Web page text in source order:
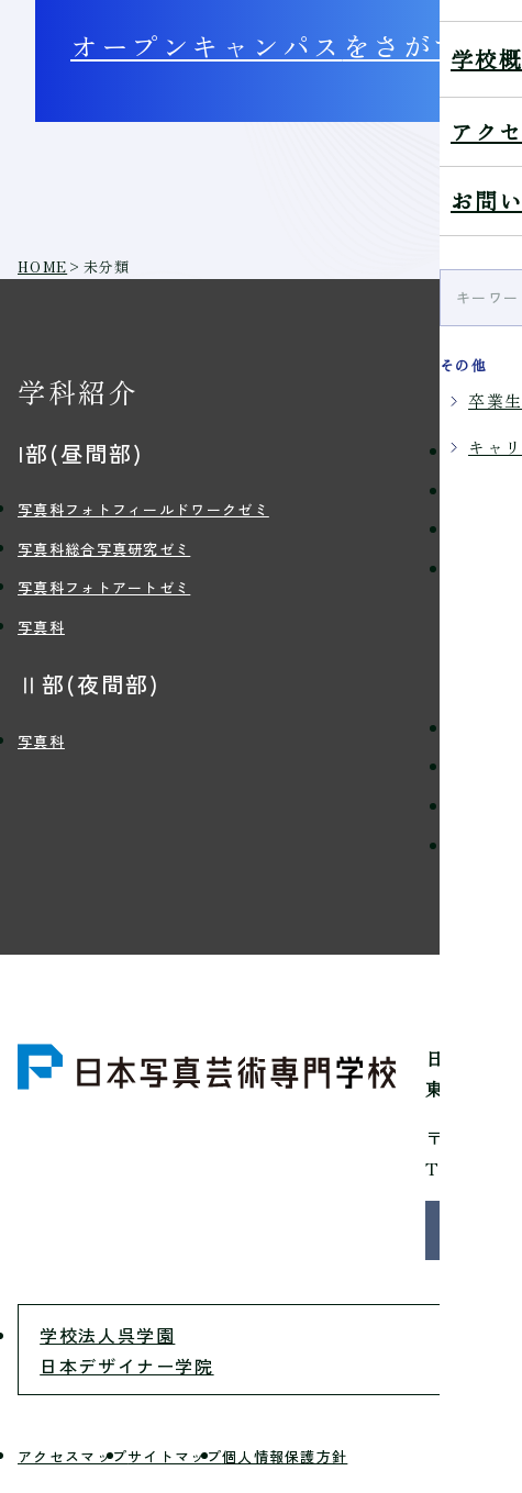
学校
アク
お問
その他
卒業
キャ
オープンキャンパス をさがす
HOME > 未分類
学科紹介
I部(昼間部)
写真科フォトフィールドワークゼミ
写真科総合写真研究ゼミ
写真科フォトアートゼミ
写真科
Ⅱ部(夜間部)
写真科
学校
理念・特
日本写真
東京都認
〒150-
Tel：03-
学校法人呉学園
日本デザイナー学院
アクセスマップサイトマップ個人情報保護方針